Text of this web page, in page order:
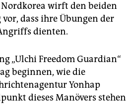
wirft den beiden
dass ihre Übungen der
dienten.
„Ulchi Freedom Guardian“
beginnen, wie die
Yonhap
dieses Manövers stehen